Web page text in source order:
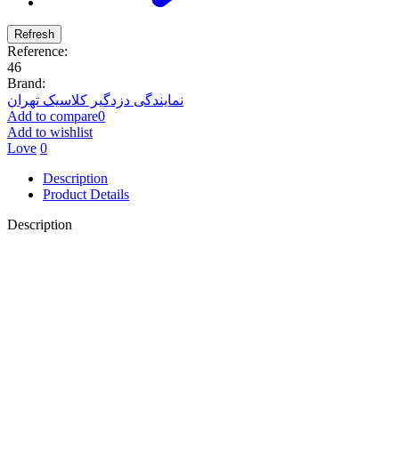
Reference:
46
Brand:
نمایندگی دزدگیر کلاسیک تهران
Add to compare0
Add to wishlist
Love 0
Description
Product Details
Description